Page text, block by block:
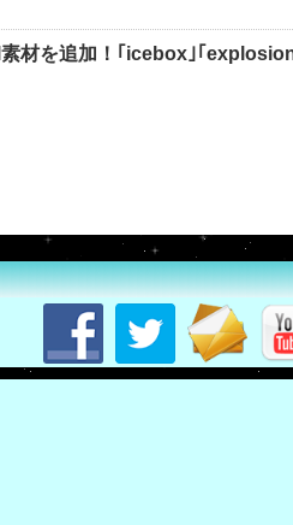
材を追加！｢icebox｣｢